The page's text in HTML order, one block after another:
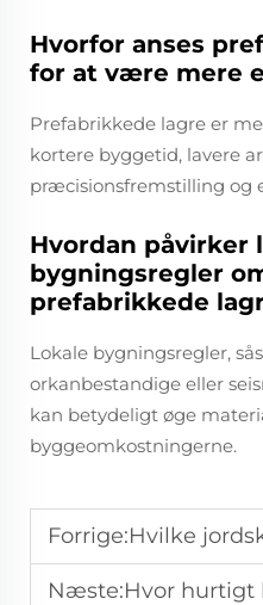
Hvorfor anses
for at være mere
Prefabrikkede lagre er
kortere byggetid, lavere
præcisionsfremstilling og
Hvordan påvirker
bygningsregler
prefabrikkede
Lokale bygningsregler,
orkanbestandige eller
kan betydeligt øge
byggeomkostningerne.
Forrige:Hvilke jordskælvssikre
Næste:Hvor hurtigt kan en